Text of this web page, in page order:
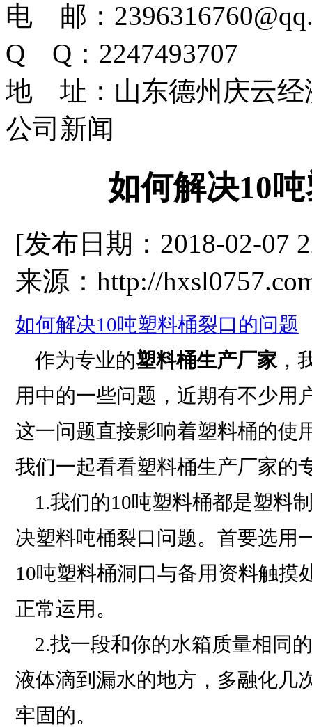
电 邮：
Q Q：2247493707
地 址：山东德州庆云经
公司新闻
如何解决10
[发布日期：2018-02-07
来源：http://
如何解决10吨塑料桶裂口的问题
作为专业的塑料桶生产厂家 ，
用中的一些问题，近期有不少用
这一问题直接影响着塑料桶的使
我们一起看看塑料桶生产厂家的
1.我们的10吨塑料桶都是塑料
决塑料吨桶裂口问题。首要选用
10吨塑料桶洞口与备用资料触摸
正常运用。
2.找一段和你的水箱质量相同
液体滴到漏水的地方，多融化几
牢固的。